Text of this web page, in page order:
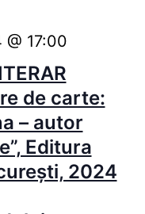
de carte:
– autor
Editura
2024
17:00